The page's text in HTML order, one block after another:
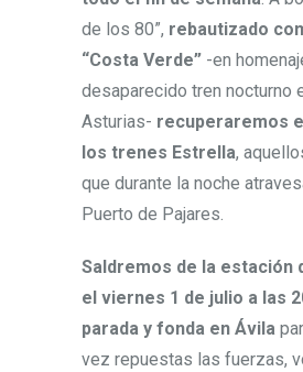
de los 80”, rebautizado
“Costa Verde” -en
desaparecido tren nocturno
Asturias- recuperaremos
los trenes Estrella,
que durante la noche
Puerto de Pajares.
Saldremos de la estación
el viernes 1 de julio a las
parada y fonda en Ávila
vez repuestas las fuerzas,